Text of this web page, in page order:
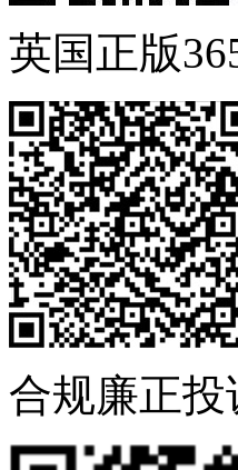
英国正版
合规廉正投